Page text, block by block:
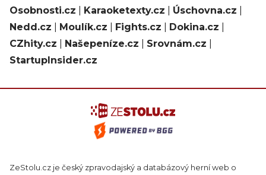
Osobnosti.cz
Karaoketexty.cz Úschovna.cz
Nedd.cz
Moulík.cz Fights.cz Dokina.cz
CZhity.cz
Našepeníze.cz Srovnám.cz
StartupInsider.cz
ZeStolu.cz je český zpravodajský a databázový herní web o